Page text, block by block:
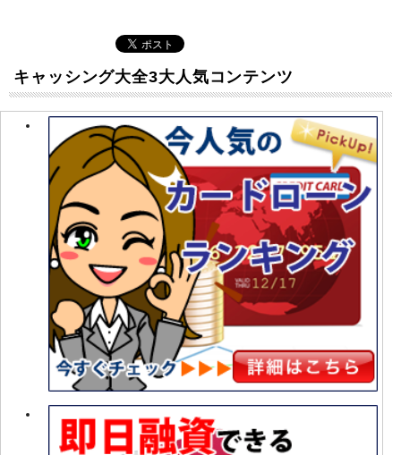
キャッシング大全3大人気コンテンツ